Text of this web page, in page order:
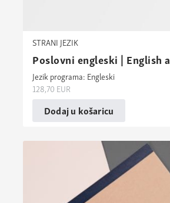
STRANI JEZIK
Poslovni engleski | English
Jezik programa: Engleski
128,70 EUR
Dodaj u košaricu